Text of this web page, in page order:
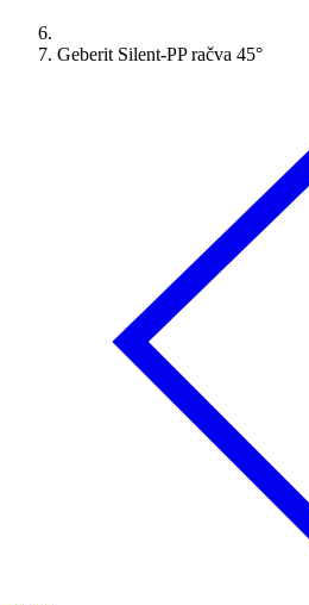
Geberit Silent-PP račva 45°